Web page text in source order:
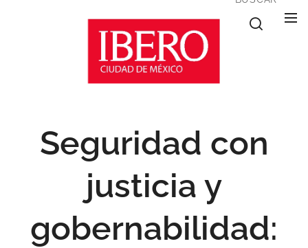
Seguridad con
justicia y
gobernabilidad: